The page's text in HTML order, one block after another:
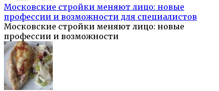
Московские стройки меняют лицо: новые
профессии и возможности для специалистов
Московские стройки меняют лицо: новые
профессии и возможности